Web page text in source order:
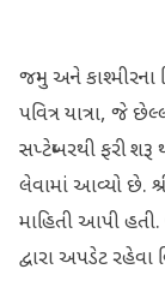
જમ્મુ અને કાશ્મીરના
પવિત્ર યાત્રા, જે
સપ્ટેમ્બરથી ફરી
લેવામાં આવ્યો છે.
માહિતી આપી હતી.
દ્વારા અપડેટ